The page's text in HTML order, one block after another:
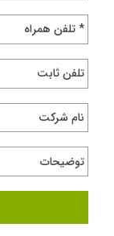
* تلفن همراه
تلفن ثابت
نام شرکت
توضیحات